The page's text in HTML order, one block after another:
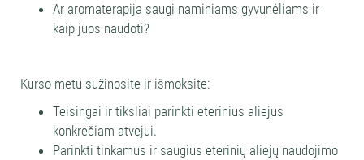
Ar aromaterapija saugi naminiams gyvunėliams ir
kaip juos naudoti?
Kurso metu sužinosite ir išmoksite:
Teisingai ir tiksliai parinkti eterinius aliejus
konkrečiam atvejui.
Parinkti tinkamus ir saugius eterinių aliejų naudojimo